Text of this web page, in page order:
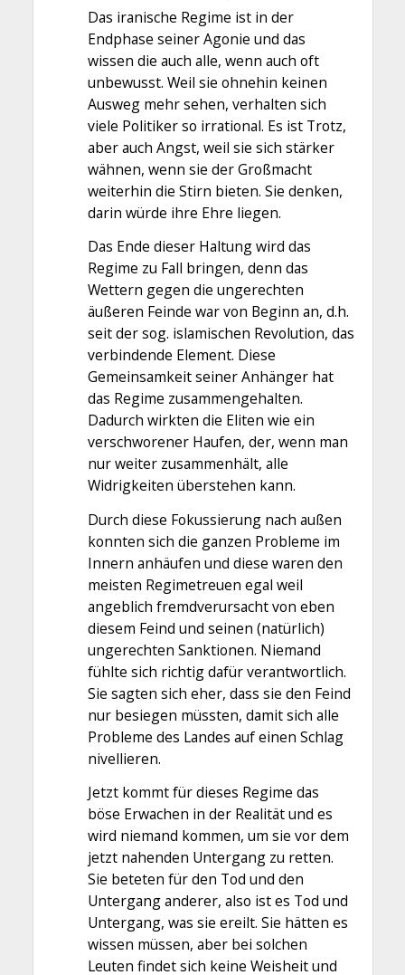
Das iranische Regime ist in der
Endphase seiner Agonie und das
wissen die auch alle, wenn auch oft
unbewusst. Weil sie ohnehin keinen
Ausweg mehr sehen, verhalten sich
viele Politiker so irrational. Es ist Trotz,
aber auch Angst, weil sie sich stärker
wähnen, wenn sie der Großmacht
weiterhin die Stirn bieten. Sie denken,
darin würde ihre Ehre liegen.
Das Ende dieser Haltung wird das
Regime zu Fall bringen, denn das
Wettern gegen die ungerechten
äußeren Feinde war von Beginn an, d.h.
seit der sog. islamischen Revolution, das
verbindende Element. Diese
Gemeinsamkeit seiner Anhänger hat
das Regime zusammengehalten.
Dadurch wirkten die Eliten wie ein
verschworener Haufen, der, wenn man
nur weiter zusammenhält, alle
Widrigkeiten überstehen kann.
Durch diese Fokussierung nach außen
konnten sich die ganzen Probleme im
Innern anhäufen und diese waren den
meisten Regimetreuen egal weil
angeblich fremdverursacht von eben
diesem Feind und seinen (natürlich)
ungerechten Sanktionen. Niemand
fühlte sich richtig dafür verantwortlich.
Sie sagten sich eher, dass sie den Feind
nur besiegen müssten, damit sich alle
Probleme des Landes auf einen Schlag
nivellieren.
Jetzt kommt für dieses Regime das
böse Erwachen in der Realität und es
wird niemand kommen, um sie vor dem
jetzt nahenden Untergang zu retten.
Sie beteten für den Tod und den
Untergang anderer, also ist es Tod und
Untergang, was sie ereilt. Sie hätten es
wissen müssen, aber bei solchen
Leuten findet sich keine Weisheit und